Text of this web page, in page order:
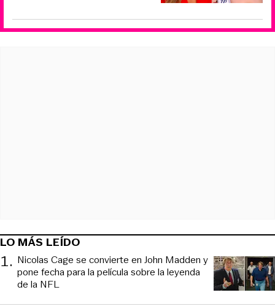
LO MÁS LEÍDO
1. Nicolas Cage se convierte en John Madden y
pone fecha para la película sobre la leyenda
de la NFL